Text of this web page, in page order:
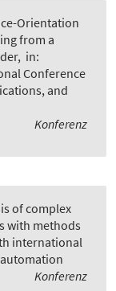
Orientation
from a
, in:
Conference
and
Konferenz
of complex
with methods
international
Konferenz